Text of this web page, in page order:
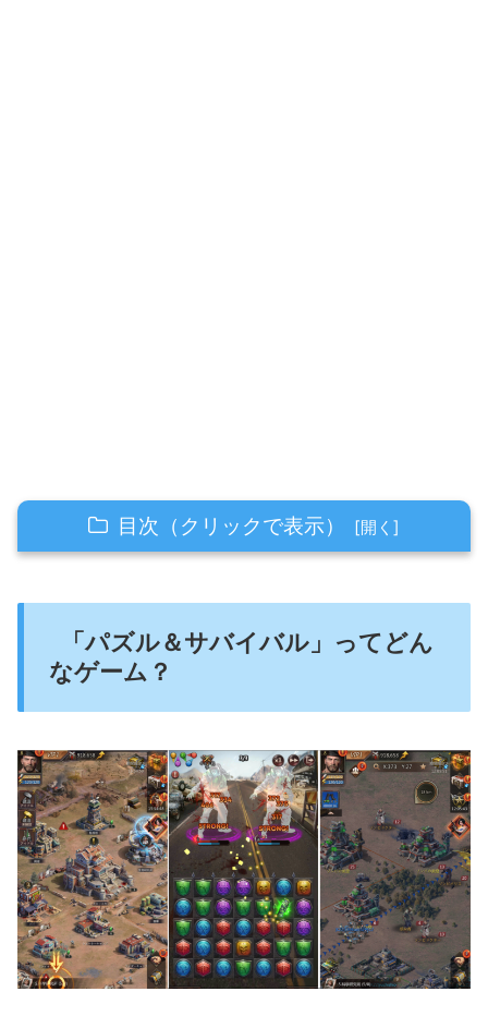
目次（クリックで表示）
ポイ活できる「おすすめサイト」
★5英雄初獲得！４つの方法
オーストン獲得「サバイバルクエスト」ってな
に？
サバイバルクエスト：１日目
初日にやること：①建築
初日にやること：②ギルドの入団
初日にやること：③英雄の強化
やらないほうがいいこと
1日目：まとめ
「パズル＆サバイバル」ってどん
なゲーム？